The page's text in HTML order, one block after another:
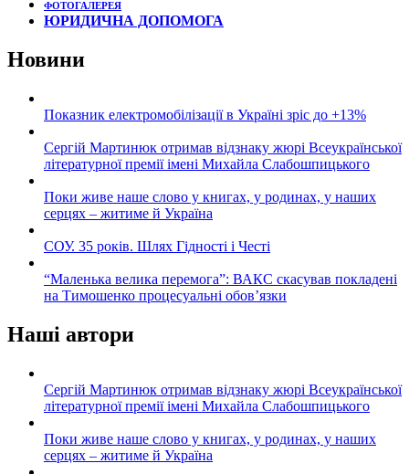
ФОТОГАЛЕРЕЯ
ЮРИДИЧНА ДОПОМОГА
Новини
Показник електромобілізації в Україні зріс до +13%
Сергій Мартинюк отримав відзнаку жюрі Всеукраїнської
літературної премії імені Михайла Слабошпицького
Поки живе наше слово у книгах, у родинах, у наших
серцях – житиме й Україна
СОУ. 35 років. Шлях Гідності і Честі
“Маленька велика перемога”: ВАКС скасував покладені
на Тимошенко процесуальні обов’язки
Наші автори
Сергій Мартинюк отримав відзнаку жюрі Всеукраїнської
літературної премії імені Михайла Слабошпицького
Поки живе наше слово у книгах, у родинах, у наших
серцях – житиме й Україна